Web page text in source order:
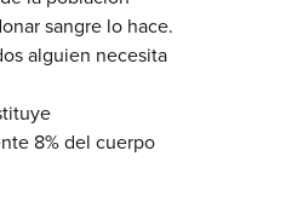
sangre lo hace.
alguien necesita
8% del cuerpo